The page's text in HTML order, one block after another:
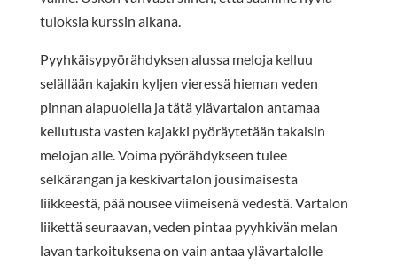
tuloksia kurssin aikana.
Pyyhkäisypyörähdyksen alussa meloja kelluu
selällään kajakin kyljen vieressä hieman veden
pinnan alapuolella ja tätä ylävartalon antamaa
kellutusta vasten kajakki pyöräytetään takaisin
melojan alle. Voima pyörähdykseen tulee
selkärangan ja keskivartalon jousimaisesta
liikkeestä, pää nousee viimeisenä vedestä. Vartalon
liikettä seuraavan, veden pintaa pyyhkivän melan
lavan tarkoituksena on vain antaa ylävartalolle